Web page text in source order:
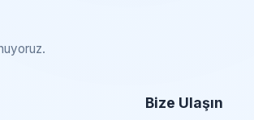
Bize Ulaşın